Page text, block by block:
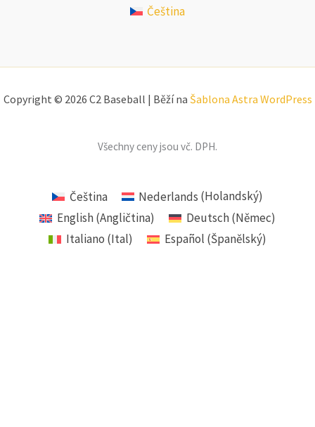
Čeština
Copyright © 2026 C2 Baseball | Běží na Šablona Astra WordPress
Všechny ceny jsou vč. DPH.
Čeština Nederlands (Holandský)
English(Angličtina) Deutsch(Němec)
Italiano (Ital) Español (Španělský)